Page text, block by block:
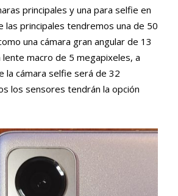
principales y una para selfie en
las principales tendremos una de 50
una cámara gran angular de 13
macro de 5 megapixeles, a
la cámara selfie será de 32
los sensores tendrán la opción